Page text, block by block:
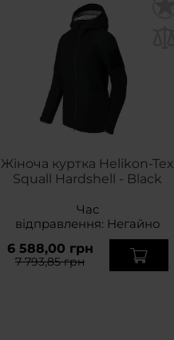
Жіноча куртка Helikon-Tex
Squall Hardshell - Black
Час
відправлення: Негайно
6 588,00 грн
7 793,85 грн